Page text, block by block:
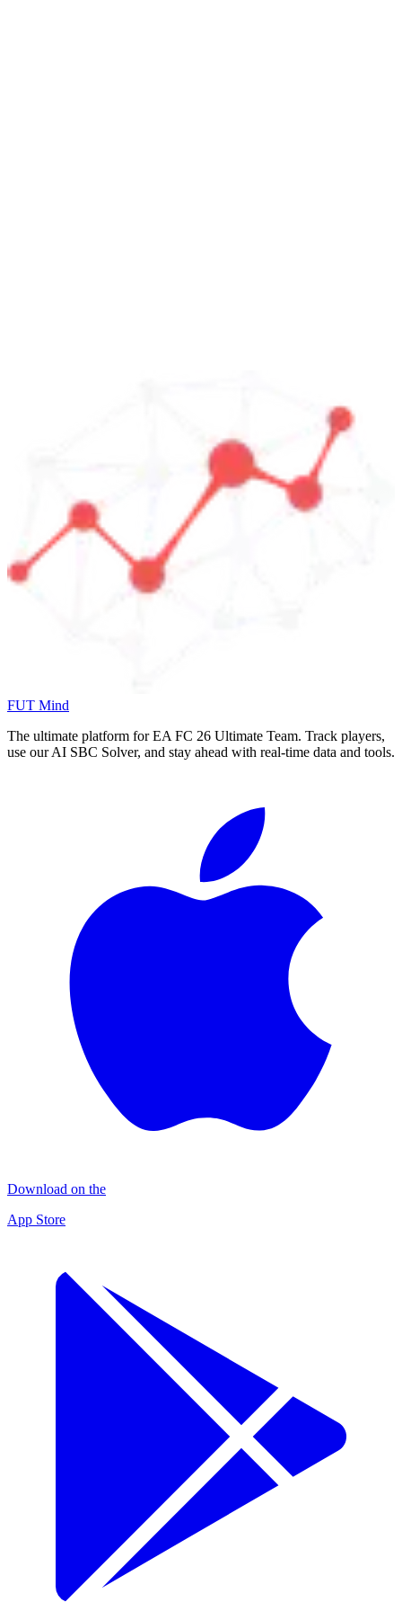
FUT Mind
The ultimate platform for EA FC 26 Ultimate Team. Track players,
use our AI SBC Solver, and stay ahead with real-time data and tools.
Download on the
App Store